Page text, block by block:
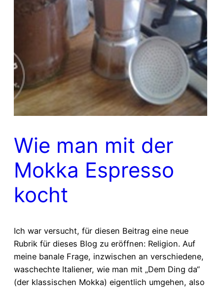
Wie man mit der
Mokka Espresso
kocht
Ich war versucht, für diesen Beitrag eine neue
Rubrik für dieses Blog zu eröffnen: Religion. Auf
meine banale Frage, inzwischen an verschiedene,
waschechte Italiener, wie man mit „Dem Ding da“
(der klassischen Mokka) eigentlich umgehen, also